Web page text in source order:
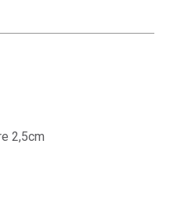
2,5cm